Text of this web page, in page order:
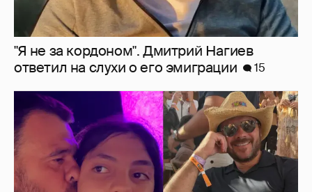
Эмин Агаларов показал, как проводит
время с детьми
8